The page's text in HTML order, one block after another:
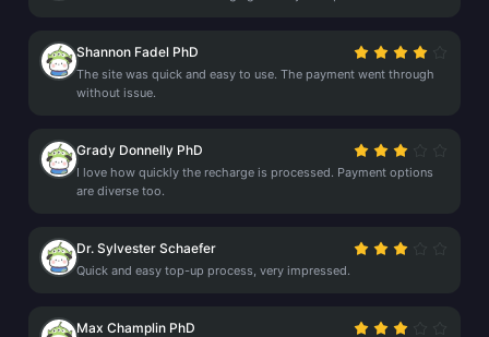
Shannon Fadel PhD
The site was quick and easy to use. The payment went through
without issue.
Grady Donnelly PhD
I love how quickly the recharge is processed. Payment options
are diverse too.
Dr. Sylvester Schaefer
Quick and easy top-up process, very impressed.
Max Champlin PhD